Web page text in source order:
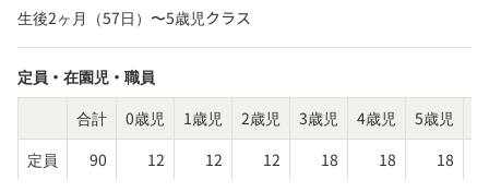
生後2ヶ月（57日）〜5歳児クラス
定員・在園児・職員
合計
0歳児 1歳児 2歳児 3歳児 4歳児 5歳児
定員
90 12 12 12 18 18 18